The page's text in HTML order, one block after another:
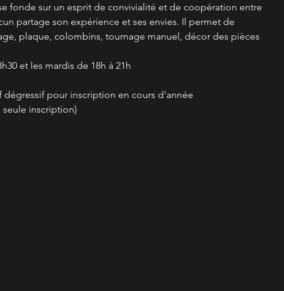
fonde sur un esprit de convivialité et de coopération entre
partage son expérience et ses envies. Il permet de
plaque, colombins, tournage manuel, décor des pièces
et les mardis de 18h à 21h
dégressif pour inscription en cours d'année
seule inscription)